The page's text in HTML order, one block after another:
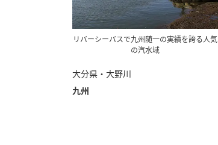
リバーシーバスで九州随一の実績を誇る人気
の汽水域
大分県・大野川
九州